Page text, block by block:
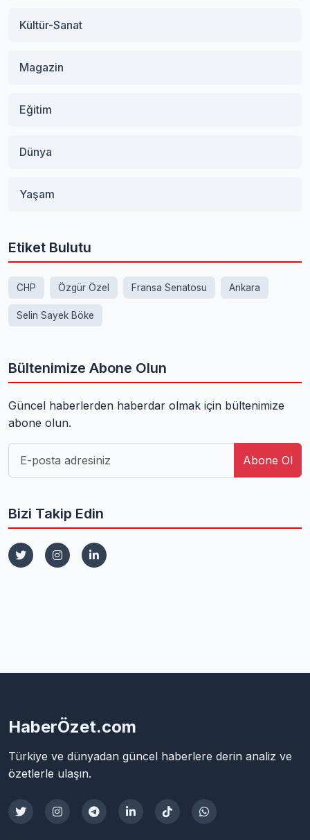
Kültür-Sanat
Magazin
Eğitim
Dünya
Yaşam
Etiket Bulutu
CHP Özgür Özel Fransa Senatosu Ankara
Selin Sayek Böke
Bültenimize Abone Olun
Güncel haberlerden haberdar olmak için bültenimize
abone olun.
Abone Ol
Bizi Takip Edin
HaberÖzet.com
Türkiye ve dünyadan güncel haberlere derin analiz ve
özetlerle ulaşın.